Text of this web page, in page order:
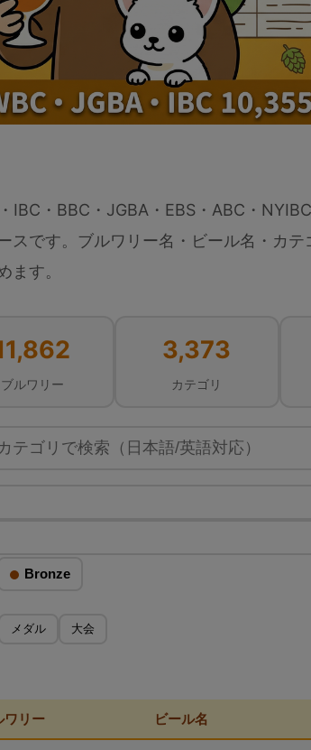
IBC・BBC・JGBA・EBS・ABC・
スです。ブルワリー名・ビール名・カテ
ます。
ブルワリー
3,373
カテゴリ
Bronze
メダル 大会
ワリー ビール名